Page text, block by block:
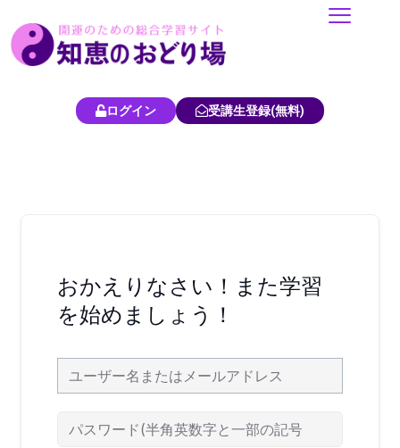
容
ログイン 受講生登録(無料)
おかえりなさい！また学習
を始めましょう！